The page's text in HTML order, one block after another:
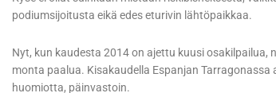
podiumsijoitusta eikä edes eturivin lähtöpaikkaa.
Nyt, kun kaudesta 2014 on ajettu kuusi osakilpailua,
monta paalua. Kisakaudella Espanjan
huomiotta, päinvastoin.